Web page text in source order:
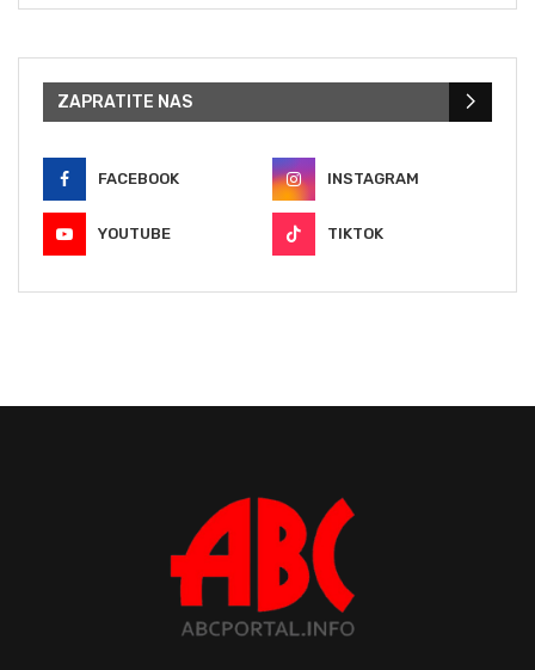
ZAPRATITE NAS
FACEBOOK INSTAGRAM
YOUTUBE TIKTOK